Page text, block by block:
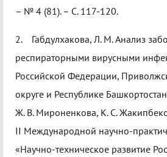
– № 4 (81). – С. 117-120.
2. Габдулхакова, Л. М. Анализ
респираторными вирусными
Российской Федерации,
округе и Республике
Ж. В. Мироненкова, К. С.
II Международной научно-
«Научно-техническое развитие